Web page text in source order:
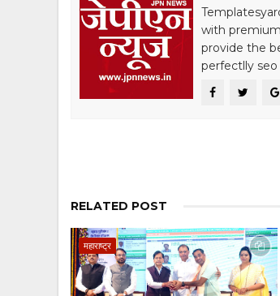
with
provide the
perfectlly
RELATED POST
महाराष्ट्र